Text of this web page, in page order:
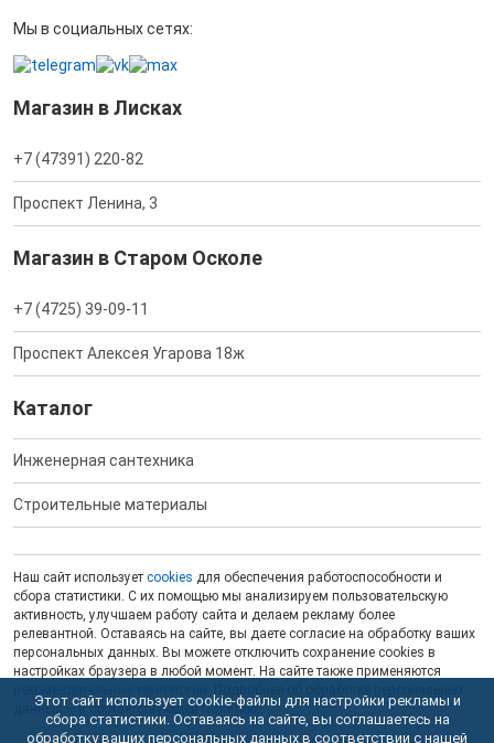
Мы в социальных сетях:
Магазин в Лисках
+7 (47391) 220-82
Проспект Ленина, 3
Магазин в Старом Осколе
+7 (4725) 39-09-11
Проспект Алексея Угарова 18ж
Каталог
Инженерная сантехника
Строительные материалы
Наш сайт использует cookies для обеспечения работоспособности и
сбора статистики. С их помощью мы анализируем пользовательскую
активность, улучшаем работу сайта и делаем рекламу более
релевантной. Оставаясь на сайте, вы даете согласие на обработку ваших
персональных данных. Вы можете отключить сохранение cookies в
настройках браузера в любой момент. На сайте также применяются
данных — в соответствующейПолитике.
Этот сайт использует cookie-файлы для настройки рекламы и
сбора статистики. Оставаясь на сайте, вы соглашаетесь на
обработку ваших персональных данных в соответствии с нашей